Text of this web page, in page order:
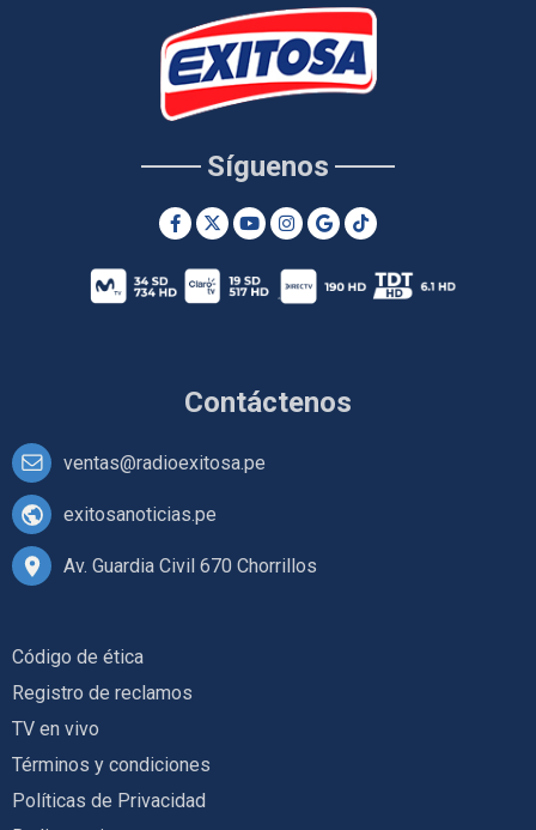
Contáctenos
ventas@radioexitosa.pe
exitosanoticias.pe
Av. Guardia Civil 670 Chorrillos
Síguenos
Código de ética
Registro de reclamos
TV en vivo
Términos y condiciones
Políticas de Privacidad